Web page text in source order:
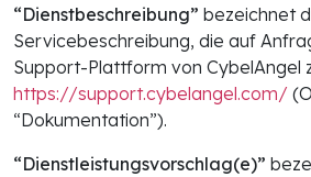
“Dienstbeschreibung” bezeichnet
Servicebeschreibung, die auf
Support-Plattform von CybelAngel
https://support.cybelangel.com/
“Dokumentation”).
“Dienstleistungsvorschlag(e)”